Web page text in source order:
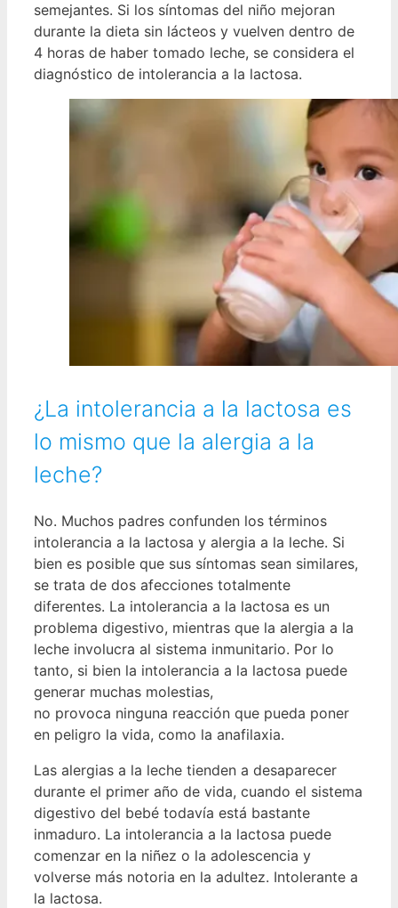
semejantes. Si los síntomas del niño mejoran
durante la dieta sin lácteos y vuelven dentro de
4 horas de haber tomado leche, se considera el
diagnóstico de intolerancia a la lactosa.
¿La intolerancia a la lactosa es
lo mismo que la alergia a la
leche?
No. Muchos padres confunden los términos
intolerancia a la lactosa y alergia a la leche. Si
bien es posible que sus síntomas sean similares,
se trata de dos afecciones totalmente
diferentes. La intolerancia a la lactosa es un
problema digestivo, mientras que la alergia a la
leche involucra al sistema inmunitario. Por lo
tanto, si bien la intolerancia a la lactosa puede
generar muchas molestias,
no provoca ninguna reacción que pueda poner
en peligro la vida, como la anafilaxia.
Las alergias a la leche tienden a desaparecer
durante el primer año de vida, cuando el sistema
digestivo del bebé todavía está bastante
inmaduro. La intolerancia a la lactosa puede
comenzar en la niñez o la adolescencia y
volverse más notoria en la adultez. Intolerante a
la lactosa.